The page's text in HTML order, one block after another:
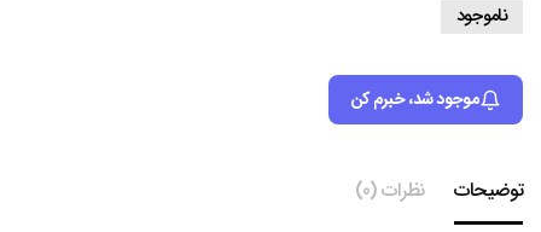
ناموجود
موجود شد، خبرم کن
توضیحات نظرات (0)